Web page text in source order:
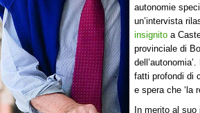
autonomie
un’intervista
insignito a
provinciale di
fatti profondi di
e spera che ‘la
In merito al